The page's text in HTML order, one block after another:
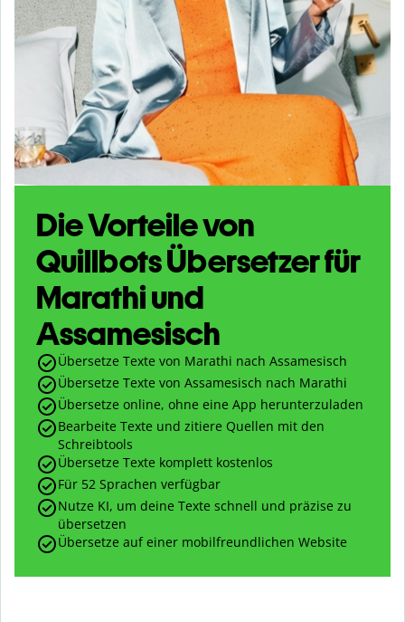
Die Vorteile von
Quillbots Übersetzer für
Marathi und
Assamesisch
Übersetze Texte von Marathi nach Assamesisch
Übersetze Texte von Assamesisch nach Marathi
Übersetze online, ohne eine App herunterzuladen
Bearbeite Texte und zitiere Quellen mit den
Schreibtools
Übersetze Texte komplett kostenlos
Für 52 Sprachen verfügbar
Nutze KI, um deine Texte schnell und präzise zu
übersetzen
Übersetze auf einer mobilfreundlichen Website